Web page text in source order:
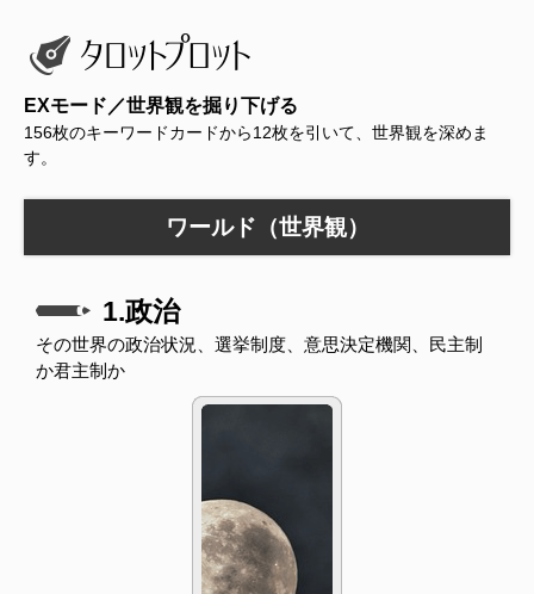
EXモード／世界観を掘り下げる
156枚のキーワードカードから12枚を引いて、世界観を深めま
す。
ワールド（世界観）
1.政治
その世界の政治状況、選挙制度、意思決定機関、民主制
か君主制か